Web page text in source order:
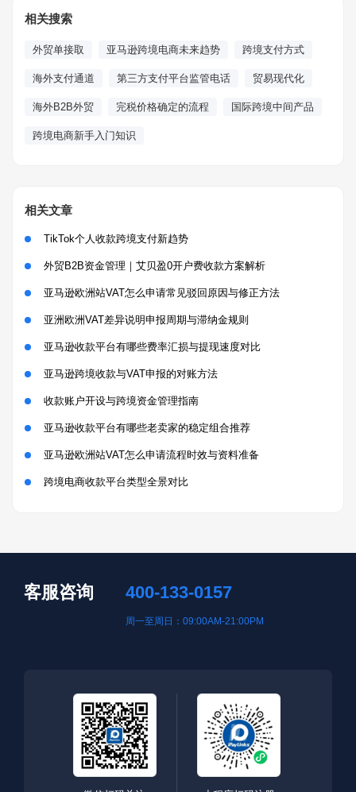
相关搜索
外贸单接取 亚马逊跨境电商未来趋势 跨境支付方式
海外支付通道 第三方支付平台监管电话 贸易现代化
海外B2B外贸 完税价格确定的流程 国际跨境中间产品
跨境电商新手入门知识
相关文章
TikTok个人收款跨境支付新趋势
外贸B2B资金管理｜艾贝盈0开户费收款方案解析
亚马逊欧洲站VAT怎么申请常见驳回原因与修正方法
亚洲欧洲VAT差异说明申报周期与滞纳金规则
亚马逊收款平台有哪些费率汇损与提现速度对比
亚马逊跨境收款与VAT申报的对账方法
收款账户开设与跨境资金管理指南
亚马逊收款平台有哪些老卖家的稳定组合推荐
亚马逊欧洲站VAT怎么申请流程时效与资料准备
跨境电商收款平台类型全景对比
客服咨询 400-133-0157
周一至周日：09:00AM-21:00PM